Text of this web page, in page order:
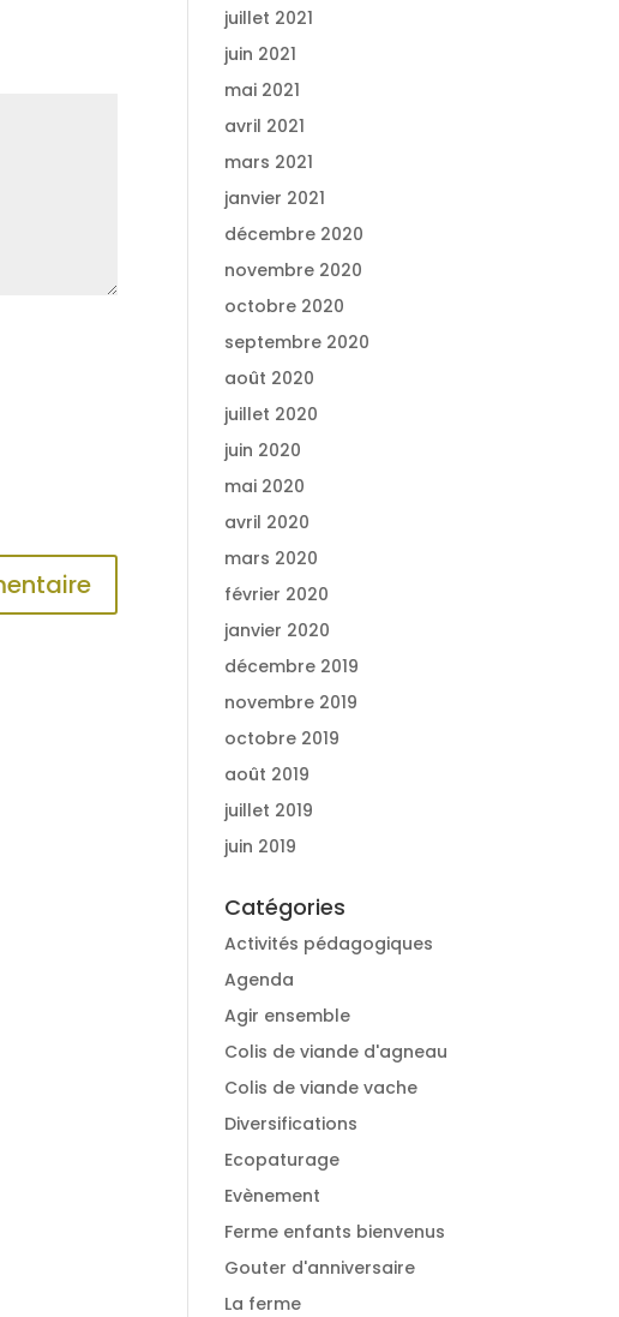
juillet 2021
juin 2021
mai 2021
avril 2021
mars 2021
janvier 2021
décembre 2020
novembre 2020
octobre 2020
septembre 2020
août 2020
juillet 2020
juin 2020
mai 2020
avril 2020
mars 2020
février 2020
janvier 2020
décembre 2019
novembre 2019
octobre 2019
août 2019
juillet 2019
juin 2019
Catégories
Activités pédagogiques
Agenda
Agir ensemble
Colis de viande d'agneau
Colis de viande vache
Diversifications
Ecopaturage
Evènement
Ferme enfants bienvenus
Gouter d'anniversaire
La ferme